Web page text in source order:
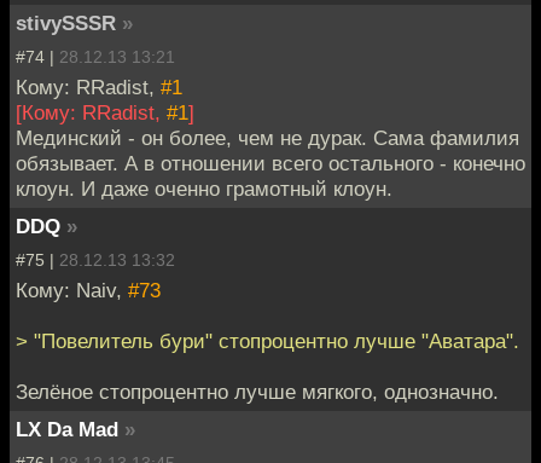
stivySSSR »
#74 | 28.12.13 13:21
Кому: RRadist, #1
[Кому: RRadist, #1]
Мединский - он более, чем не дурак. Сама фамилия
обязывает. А в отношении всего остального - конечно
клоун. И даже оченно грамотный клоун.
DDQ »
#75 | 28.12.13 13:32
Кому: Naiv, #73
> "Повелитель бури" стопроцентно лучше "Аватара".
Зелёное стопроцентно лучше мягкого, однозначно.
LX Da Mad »